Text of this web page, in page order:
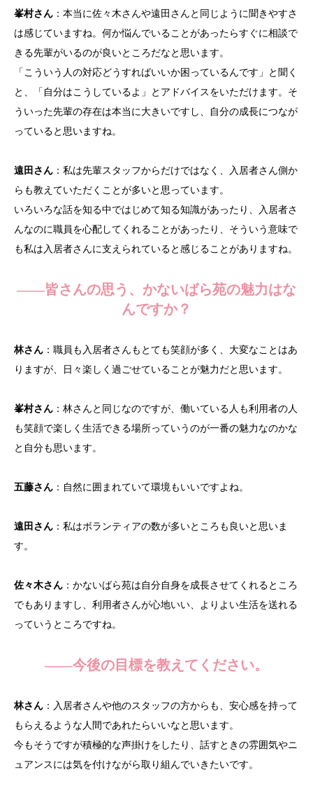
峯村さん ：本当に佐々木さんや遠田さんと同じように聞きやすさ
は感じていますね。何か悩んでいることがあったらすぐに相談で
きる先輩がいるのが良いところだなと思います。
「こういう人の対応どうすればいいか困っているんです」と聞く
と、「自分はこうしているよ」とアドバイスをいただけます。そ
ういった先輩の存在は本当に大きいですし、自分の成長につなが
っていると思いますね。
遠田さん ：私は先輩スタッフからだけではなく、入居者さん側か
らも教えていただくことが多いと思っています。
いろいろな話を知る中ではじめて知る知識があったり、入居者さ
んなのに職員を心配してくれることがあったり、そういう意味で
も私は入居者さんに支えられていると感じることがありますね。
——皆さんの思う、かないばら苑の魅力はな
んですか？
林さん ：職員も入居者さんもとても笑顔が多く、大変なことはあ
りますが、日々楽しく過ごせていることが魅力だと思います。
峯村さん ：林さんと同じなのですが、働いている人も利用者の人
も笑顔で楽しく生活できる場所っていうのが一番の魅力なのかな
と自分も思います。
五藤さん ：自然に囲まれていて環境もいいですよね。
遠田さん ：私はボランティアの数が多いところも良いと思いま
す。
佐々木さん ：かないばら苑は自分自身を成長させてくれるところ
でもありますし、利用者さんが心地いい、よりよい生活を送れる
っていうところですね。
——今後の目標を教えてください。
林さん ：入居者さんや他のスタッフの方からも、安心感を持って
もらえるような人間であれたらいいなと思います。
今もそうですが積極的な声掛けをしたり、話すときの雰囲気やニ
ュアンスには気を付けながら取り組んでいきたいです。